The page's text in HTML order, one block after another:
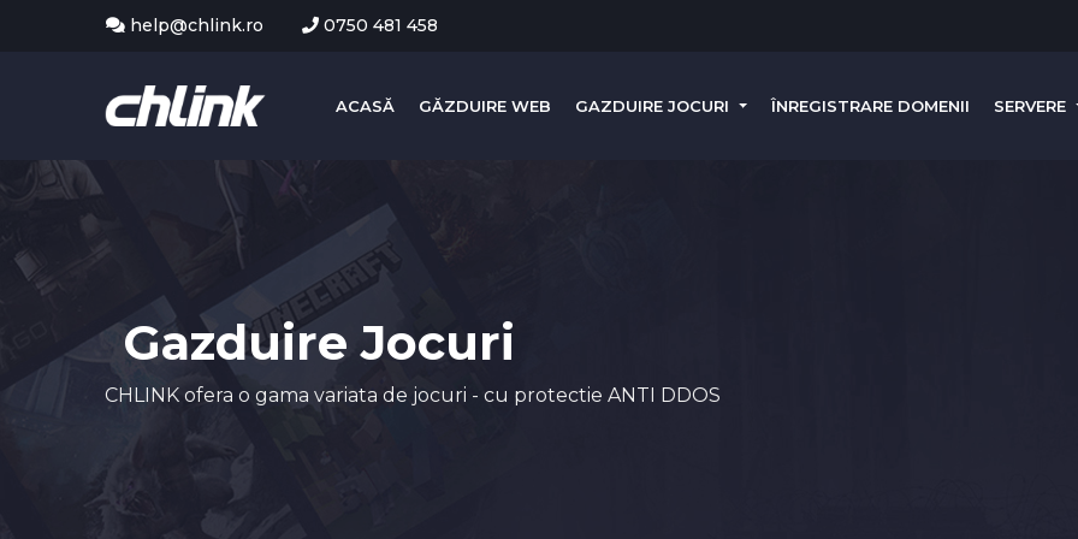
help@chlink.ro 0750 481 458
ACASĂ GĂZDUIRE WEB GAZDUIRE JOCURI ÎNREGISTRARE DOMENII SERVERE
Gazduire Jocuri
CHLINK ofera o gama variata de jocuri - cu protectie ANTI DDOS